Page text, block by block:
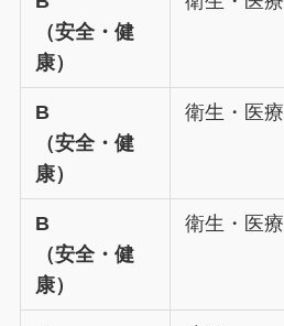
（安全・健
康）
B
（安全・健
康）
衛生・医療
B
（安全・健
康）
衛生・医療